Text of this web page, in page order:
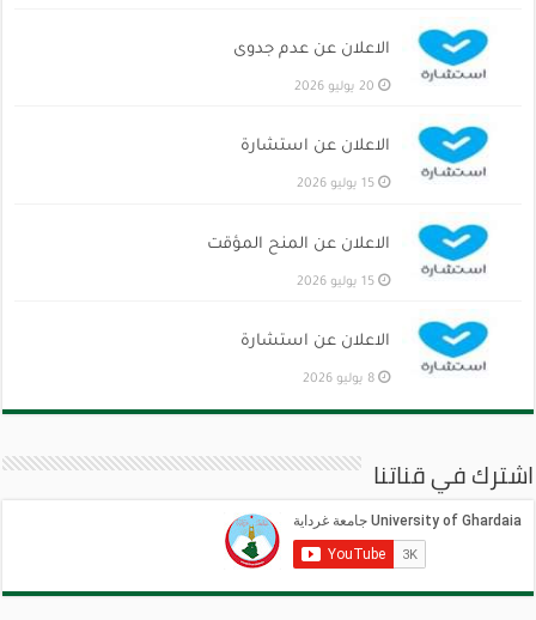
الاعلان عن عدم جدوى
20 يوليو 2026
الاعلان عن استشارة
15 يوليو 2026
الاعلان عن المنح المؤقت
15 يوليو 2026
الاعلان عن استشارة
8 يوليو 2026
اشترك في قناتنا